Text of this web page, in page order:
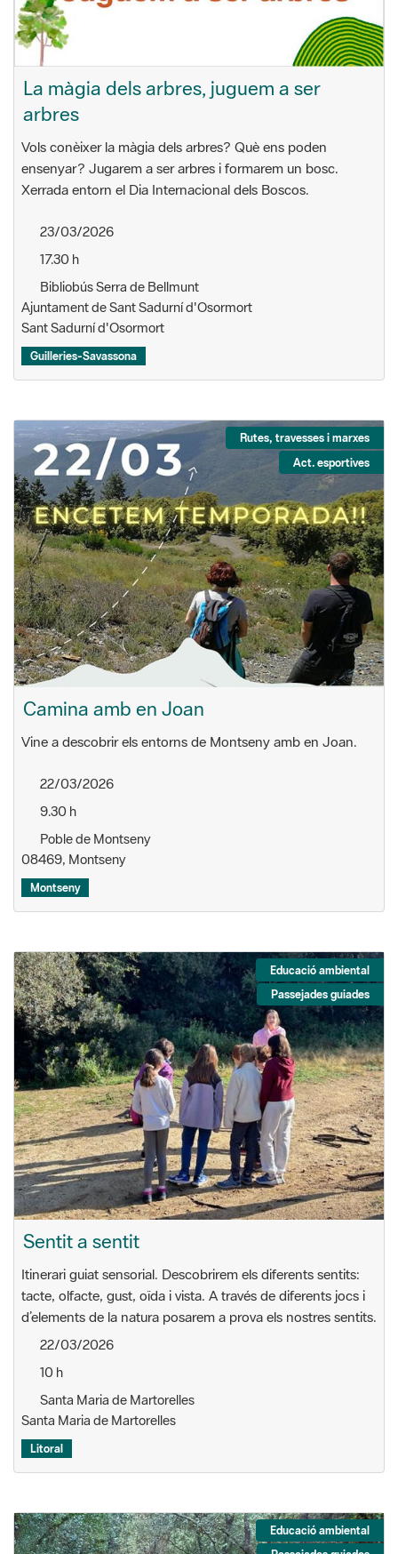
La màgia dels arbres, juguem a ser
arbres
Vols conèixer la màgia dels arbres? Què ens poden
ensenyar? Jugarem a ser arbres i formarem un bosc.
Xerrada entorn el Dia Internacional dels Boscos.
23/03/2026
17.30 h
Bibliobús Serra de Bellmunt
Ajuntament de Sant Sadurní d'Osormort
Sant Sadurní d'Osormort
Guilleries-Savassona
Rutes, travesses i marxes
Act. esportives
Camina amb en Joan
Vine a descobrir els entorns de Montseny amb en Joan.
22/03/2026
9.30 h
Poble de Montseny
08469, Montseny
Montseny
Educació ambiental
Passejades guiades
Sentit a sentit
Itinerari guiat sensorial. Descobrirem els diferents sentits:
tacte, olfacte, gust, oïda i vista. A través de diferents jocs i
d’elements de la natura posarem a prova els nostres sentits.
22/03/2026
10 h
Santa Maria de Martorelles
Santa Maria de Martorelles
Litoral
Educació ambiental